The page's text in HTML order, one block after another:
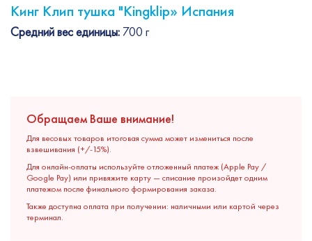
Кинг Клип тушка "Кingklip» Испания
Средний вес единицы: 700 г
Обращаем Ваше внимание!
Для весовых товаров итоговая сумма может измениться после
взвешивания (+/-15%).
Для онлайн-оплаты используйте отложенный платеж (Apple Pay /
Google Pay) или привяжите карту — списание произойдет одним
платежом после финального формирования заказа.
Также доступна оплата при получении: наличными или картой через
терминал.